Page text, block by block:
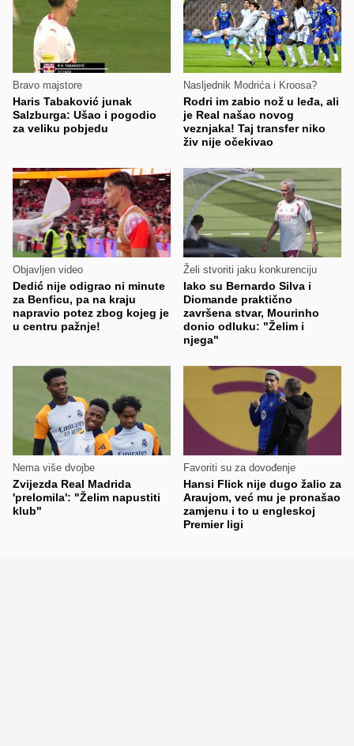
Bravo majstore
Haris Tabaković junak
Salzburga: Ušao i pogodio
za veliku pobjedu
Nasljednik Modrića i Kroosa?
Rodri im zabio nož u leđa, ali
je Real našao novog
veznjaka! Taj transfer niko
živ nije očekivao
Objavljen video
Dedić nije odigrao ni minute
za Benficu, pa na kraju
napravio potez zbog kojeg je
u centru pažnje!
Želi stvoriti jaku konkurenciju
Iako su Bernardo Silva i
Diomande praktično
završena stvar, Mourinho
donio odluku: "Želim i
njega"
Nema više dvojbe
Zvijezda Real Madrida
'prelomila': "Želim napustiti
klub"
Favoriti su za dovođenje
Hansi Flick nije dugo žalio za
Araujom, već mu je pronašao
zamjenu i to u engleskoj
Premier ligi